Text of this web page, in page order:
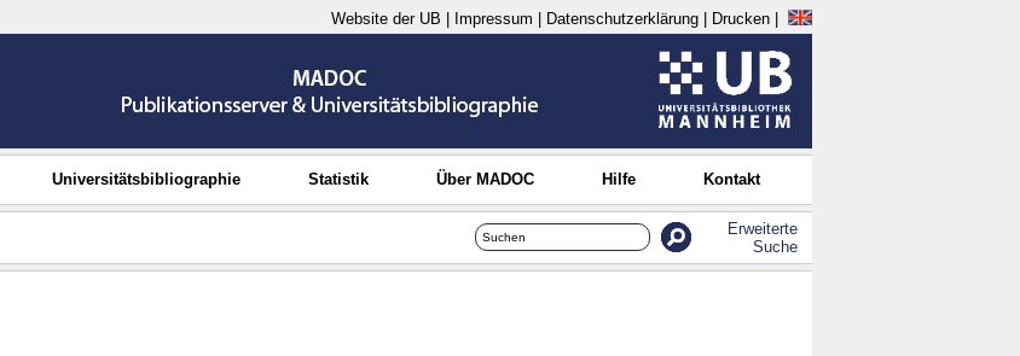
Website der UB Impressum Datenschutzerklärung Drucken
Universitätsbibliographie Statistik Über MADOC Hilfe Kontakt
Erweiterte
Suche